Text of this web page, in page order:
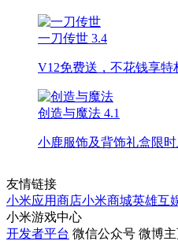
一刀传世 3.4
V12免费送，不花钱享特
创造与魔法 4.1
小鹿服饰及背饰礼盒限
友情链接
小米应用商店小米商城英雄互
小米游戏中心
开发者平台 微信公众号 微博